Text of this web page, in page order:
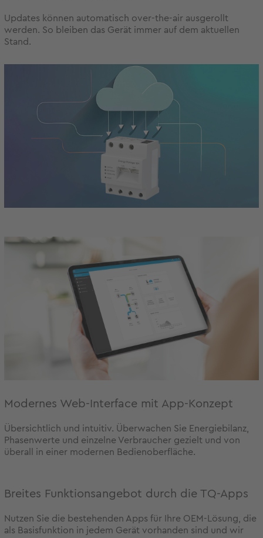
Updates können automatisch over-the-air ausgerollt
werden. So bleiben das Gerät immer auf dem aktuellen
Stand.
Modernes Web-Interface mit App-Konzept
Übersichtlich und intuitiv. Überwachen Sie Energiebilanz,
Phasenwerte und einzelne Verbraucher gezielt und von
überall in einer modernen Bedienoberfläche.
Breites Funktionsangebot durch die TQ-Apps
Nutzen Sie die bestehenden Apps für Ihre OEM-Lösung, die
als Basisfunktion in jedem Gerät vorhanden sind und wir